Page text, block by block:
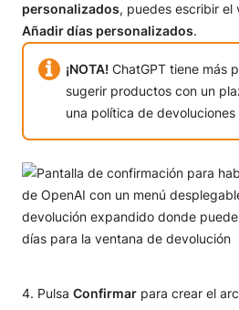
personalizados, puedes escribir el
Añadir días personalizados.
¡NOTA! ChatGPT tiene más
sugerir productos con un
una política de devoluciones
Pulsa Confirmar para crear el